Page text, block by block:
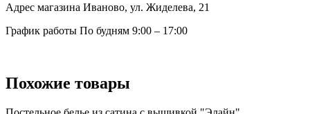
Адрес магазина Иваново, ул. Жиделева, 21
График работы По будням 9:00 – 17:00
Похожие товары